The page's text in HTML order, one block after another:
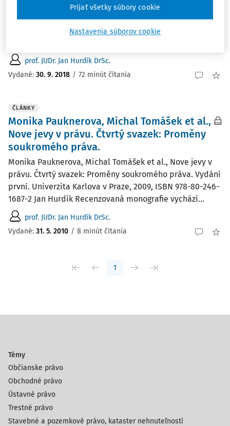
struktuře soukromého práva. Příspěvek vznikl v rámci
řešení projektu APVV č. APVV-14-0061 Rozširovanie
sociálnej funkcie slovenského súkromného práva pri
prof. JUDr. Jan Hurdík DrSc.
Vydané: 30. 9. 2018 / 72 minút čítania
ČLÁNKY
Monika Pauknerova, Michal Tomášek et al.,
Nove jevy v právu. Čtvrtý svazek: Proměny
soukromého práva.
Monika Pauknerova, Michal Tomášek et al., Nove jevy v
právu. Čtvrtý svazek: Proměny soukromého práva. Vydání
první. Univerzita Karlova v Praze, 2009, ISBN 978-80-246-
1687-2 Jan Hurdík Recenzovaná monografie vychází...
prof. JUDr. Jan Hurdík DrSc.
Vydané: 31. 5. 2010 / 8 minút čítania
1
Témy
Občianske právo
Obchodné právo
Ústavné právo
Trestné právo
Stavebné a pozemkové právo, kataster nehnuteľností
Nastavenia súborov cookie
Prijať všetky súbory cookie